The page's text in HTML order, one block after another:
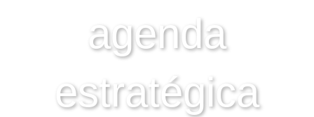
agenda
estratégica